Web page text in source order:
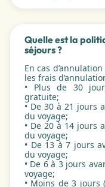
Quelle est la
séjours ?
En cas
les frais
• Plus de 30
gratuite;
• De 30 à 21 jours
du voyage;
• De 20 à 14 jours
du voyage;
• De 13 à 7 jours
du voyage;
• De 6 à 3 jours
voyage;
• Moins de 3 jours